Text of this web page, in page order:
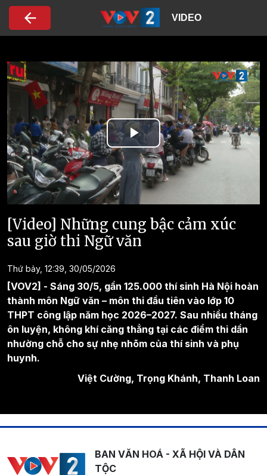
Nhảy đến nội dung
VIDEO
Play
Video
[Video] Những cung bậc cảm xúc
sau giờ thi Ngữ văn
Thứ bảy, 12:39, 30/05/2026
[VOV2] - Sáng 30/5, gần 125.000 thí sinh Hà Nội hoàn
thành môn Ngữ văn – môn thi đầu tiên vào lớp 10
THPT công lập năm học 2026–2027. Sau nhiều tháng
ôn luyện, không khí căng thẳng tại các điểm thi dần
nhường chỗ cho sự nhẹ nhõm của thí sinh và phụ
huynh.
Việt Cường, Trọng Khánh, Thanh Loan
BAN VĂN HOÁ - XÃ HỘI VÀ DÂN
TỘC